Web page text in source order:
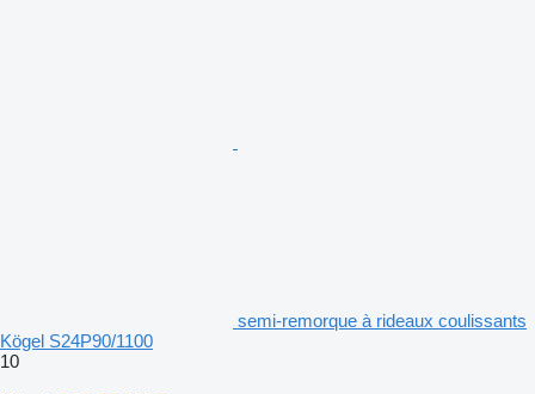
semi-remorque à rideaux coulissants
Kögel S24P90/1100
10